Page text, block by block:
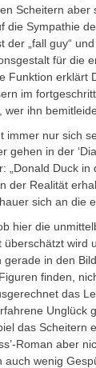
Scheitern aber
die Sympathie
der „fall guy“
für die
Funktion erklärt
im
wer ihn
immer nur sich
gehen in der
„Donald Duck
der Realität
sich an die
hier die
wird
gerade in den
finden,
das
Unglück
das Scheitern
Roman aber
auch wenig